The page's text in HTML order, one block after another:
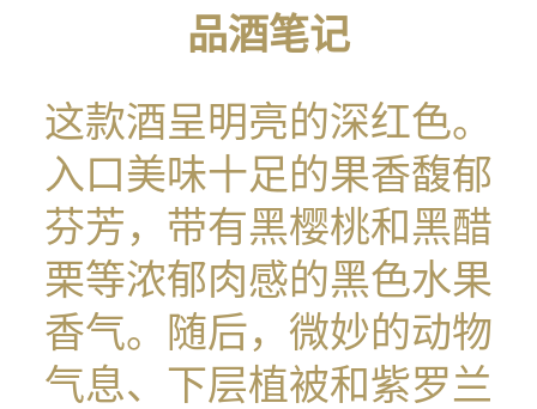
品酒笔记
这款酒呈明亮的深红色。
入口美味十足的果香馥郁
芬芳，带有黑樱桃和黑醋
栗等浓郁肉感的黑色水果
香气。随后，微妙的动物
气息、下层植被和紫罗兰